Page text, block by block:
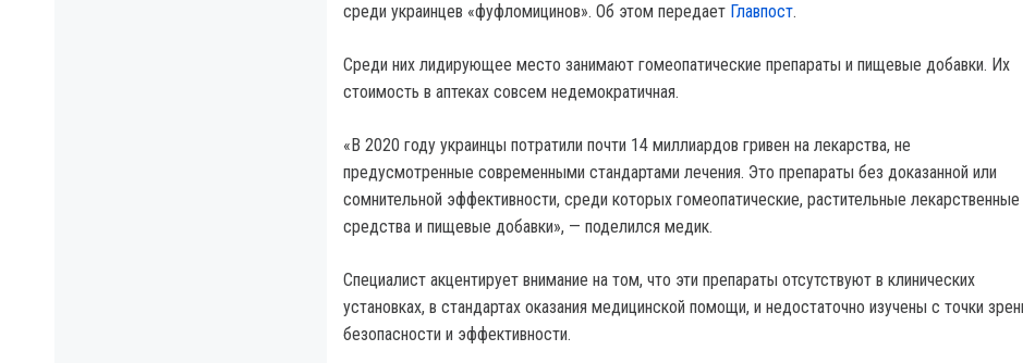
среди украинцев «фуфломицинов». Об этом передает Главпост.
Среди них лидирующее место занимают гомеопатические препараты и пищевые добавки. Их
стоимость в аптеках совсем недемократичная.
«В 2020 году украинцы потратили почти 14 миллиардов гривен на лекарства, не
предусмотренные современными стандартами лечения. Это препараты без доказанной или
сомнительной эффективности, среди которых гомеопатические, растительные лекарственные
средства и пищевые добавки», — поделился медик.
Специалист акцентирует внимание на том, что эти препараты отсутствуют в клинических
установках, в стандартах оказания медицинской помощи, и недостаточно изучены с точки
безопасности и эффективности.